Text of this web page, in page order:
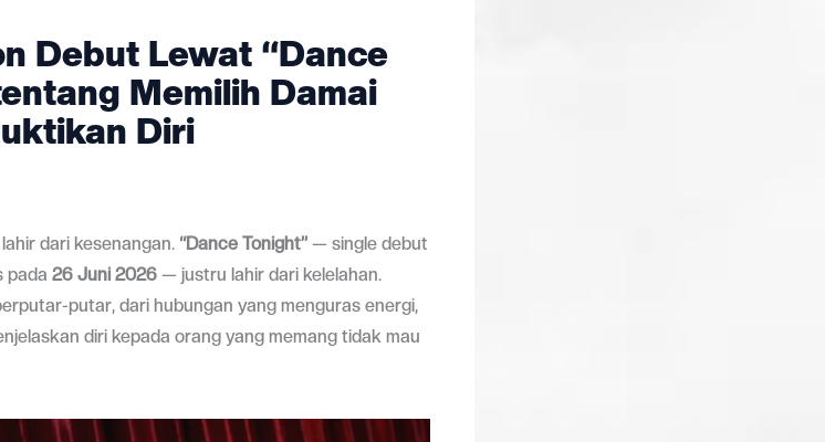
Debut Lewat “Dance
Memilih Damai
Diri
dari kesenangan. “Dance Tonight” — single debut
pada 26 Juni 2026 — justru lahir dari kelelahan.
putar, dari hubungan yang menguras energi,
diri kepada orang yang memang tidak mau